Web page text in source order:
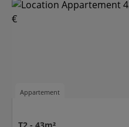
Appartement